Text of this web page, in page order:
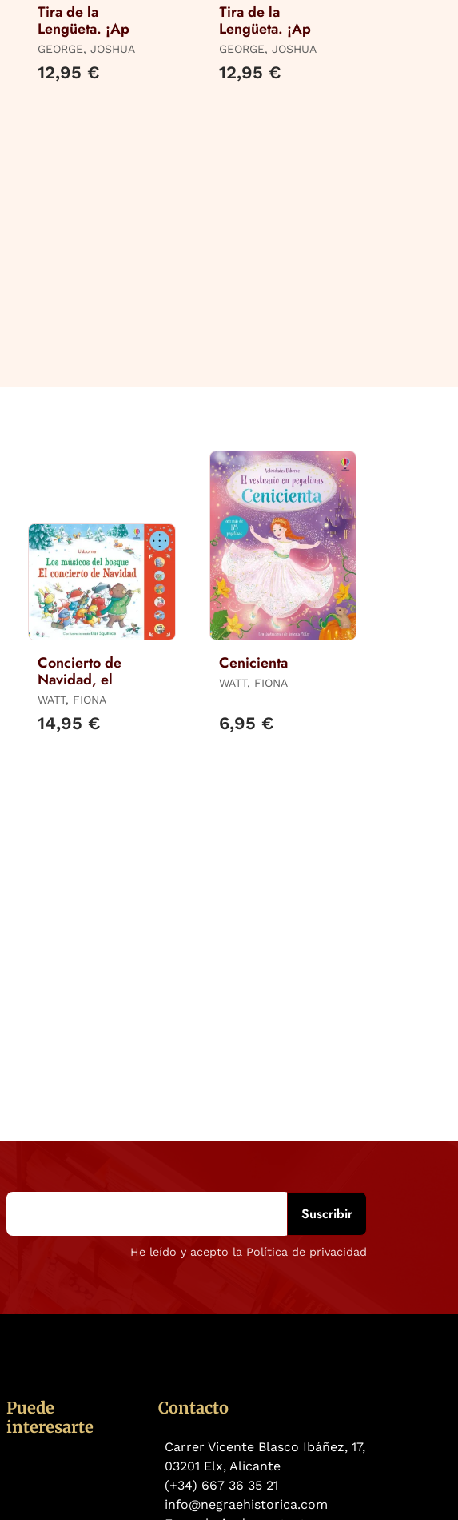
Tira de la
Lengüeta. ¡Ap
GEORGE, JOSHUA
12,95 €
Tira de la
Lengüeta. ¡Ap
GEORGE, JOSHUA
12,95 €
Concierto de
Navidad, el
WATT, FIONA
14,95 €
Cenicienta
WATT, FIONA
6,95 €
He leído y acepto la Política de privacidad
Puede
interesarte
Contacto
Carrer Vicente Blasco Ibáñez, 17,
03201 Elx, Alicante
(+34) 667 36 35 21
info@negraehistorica.com